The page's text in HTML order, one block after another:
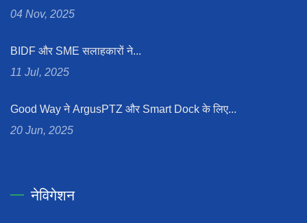
04 Nov, 2025
BIDF और SME सलाहकारों ने...
11 Jul, 2025
Good Way ने ArgusPTZ और Smart Dock के लिए...
20 Jun, 2025
नेविगेशन